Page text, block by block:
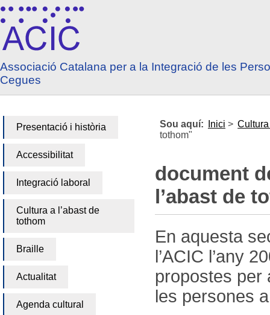
Anar a contingut
Anar a menú principal
Associació Catalana per a la Integració de les
Cegues
Presentació i història
Accessibilitat
Integració laboral
Cultura a l’abast de
tothom
Braille
Actualitat
Agenda cultural
Sou aquí: Inici > Cultura
tothom"
document
l’abast de
En aquesta
l’ACIC l’any
propostes per
les persones